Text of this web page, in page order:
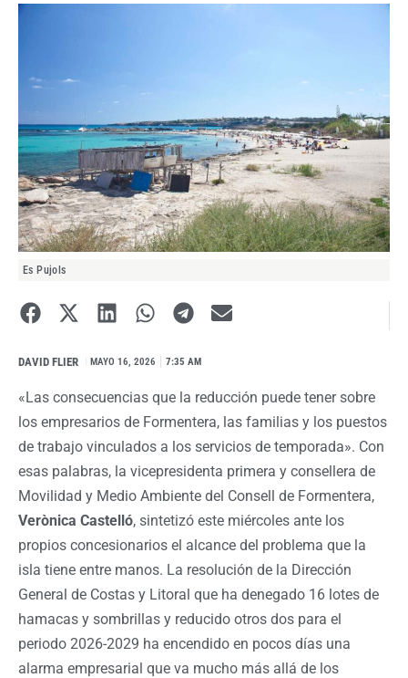
Es Pujols
DAVID FLIER MAYO 16, 2026 7:35 AM
«Las consecuencias que la reducción puede tener sobre
los empresarios de Formentera, las familias y los puestos
de trabajo vinculados a los servicios de temporada». Con
esas palabras, la vicepresidenta primera y consellera de
Movilidad y Medio Ambiente del Consell de Formentera,
Verònica Castelló, sintetizó este miércoles ante los
propios concesionarios el alcance del problema que la
isla tiene entre manos. La resolución de la Dirección
General de Costas y Litoral que ha denegado 16 lotes de
hamacas y sombrillas y reducido otros dos para el
periodo 2026-2029 ha encendido en pocos días una
alarma empresarial que va mucho más allá de los